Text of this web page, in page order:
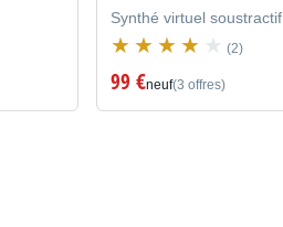
Synthé virtuel soustractif
(2)
99 €neuf(3 offres)